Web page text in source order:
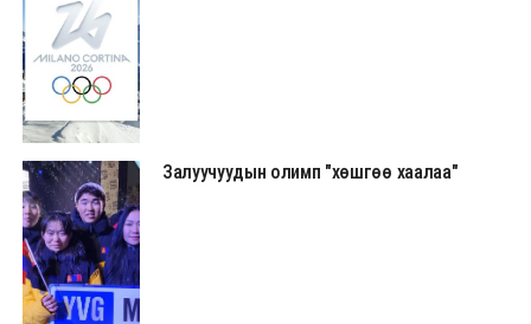
Залуучуудын олимп "хөшгөө хаалаа"